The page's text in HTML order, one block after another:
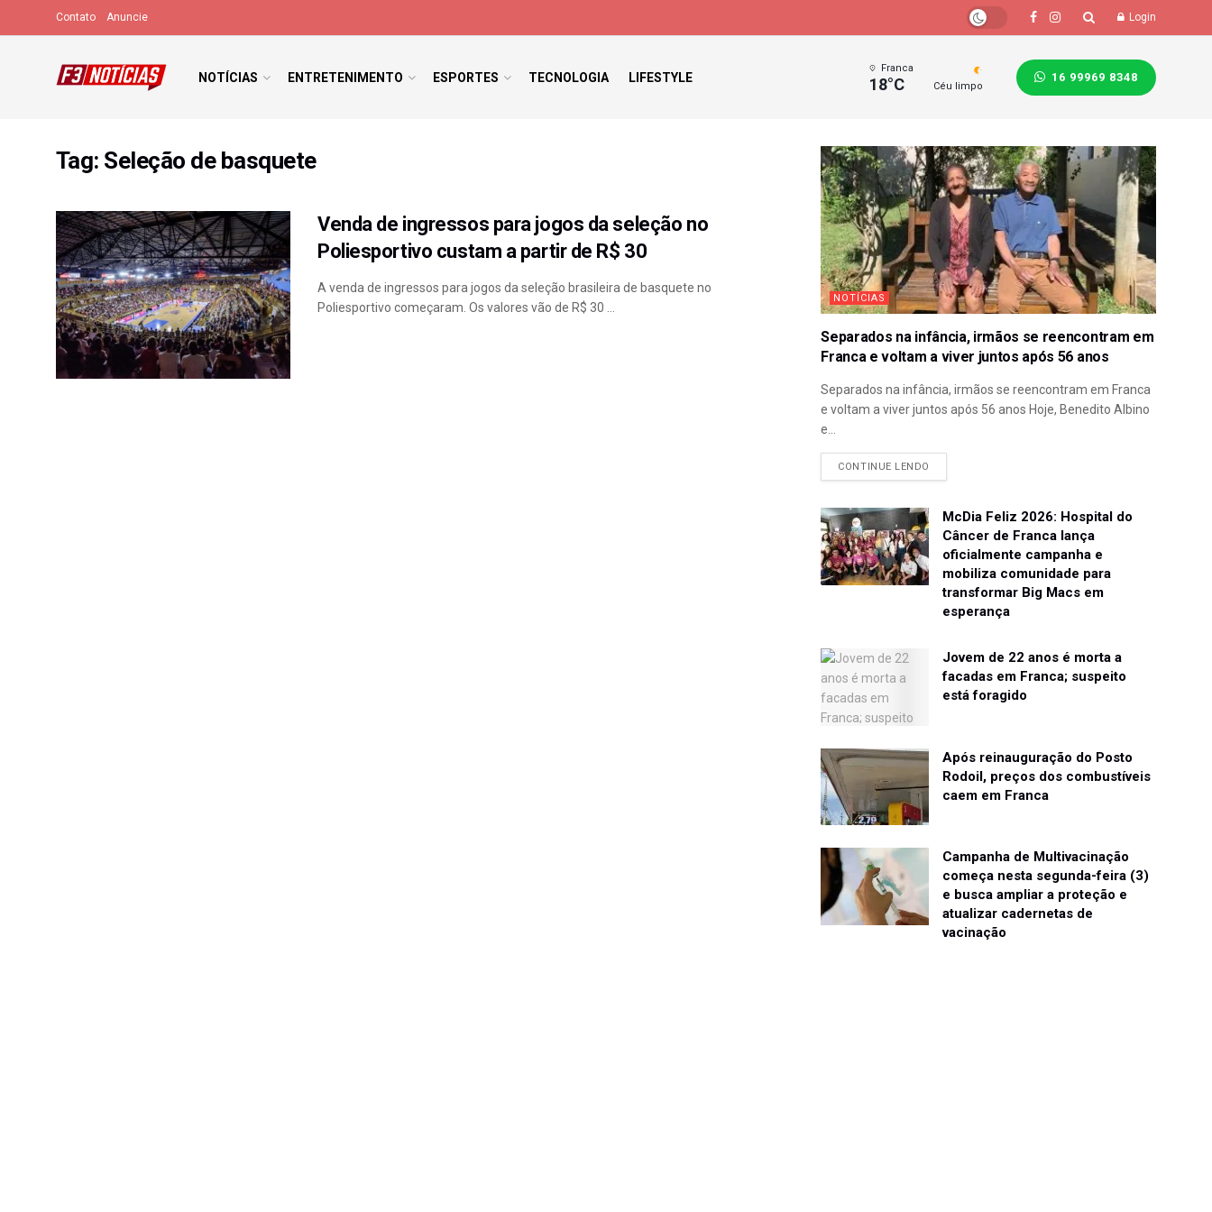
Contato Anuncie Login
NOTÍCIAS ENTRETENIMENTO ESPORTES TECNOLOGIA LIFESTYLE
Franca
18°C Céu limpo
16 99969 8348
Tag: Seleção de basquete
Venda de ingressos para jogos da seleção no
Poliesportivo custam a partir de R$ 30
A venda de ingressos para jogos da seleção brasileira de basquete no
Poliesportivo começaram. Os valores vão de R$ 30 ...
NOTÍCIAS
Separados na infância, irmãos se reencontram em
Franca e voltam a viver juntos após 56 anos
Separados na infância, irmãos se reencontram em Franca
e voltam a viver juntos após 56 anos Hoje, Benedito Albino
e...
CONTINUE LENDO
McDia Feliz 2026: Hospital do
Câncer de Franca lança
oficialmente campanha e
mobiliza comunidade para
transformar Big Macs em
esperança
Jovem de 22 anos é morta a
facadas em Franca; suspeito
está foragido
Após reinauguração do Posto
Rodoil, preços dos combustíveis
caem em Franca
Campanha de Multivacinação
começa nesta segunda-feira (3)
e busca ampliar a proteção e
atualizar cadernetas de
vacinação